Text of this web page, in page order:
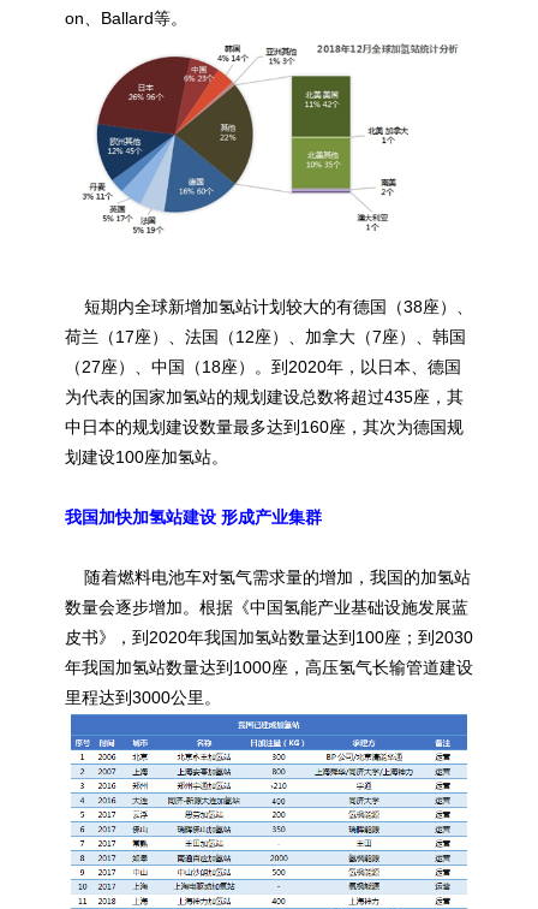
on、Ballard等。
短期内全球新增加氢站计划较大的有德国（38座）、
荷兰（17座）、法国（12座）、加拿大（7座）、韩国
（27座）、中国（18座）。到2020年，以日本、德国
为代表的国家加氢站的规划建设总数将超过435座，其
中日本的规划建设数量最多达到160座，其次为德国规
划建设100座加氢站。
我国加快加氢站建设 形成产业集群
随着燃料电池车对氢气需求量的增加，我国的加氢站
数量会逐步增加。根据《中国氢能产业基础设施发展蓝
皮书》，到2020年我国加氢站数量达到100座；到2030
年我国加氢站数量达到1000座，高压氢气长输管道建设
里程达到3000公里。